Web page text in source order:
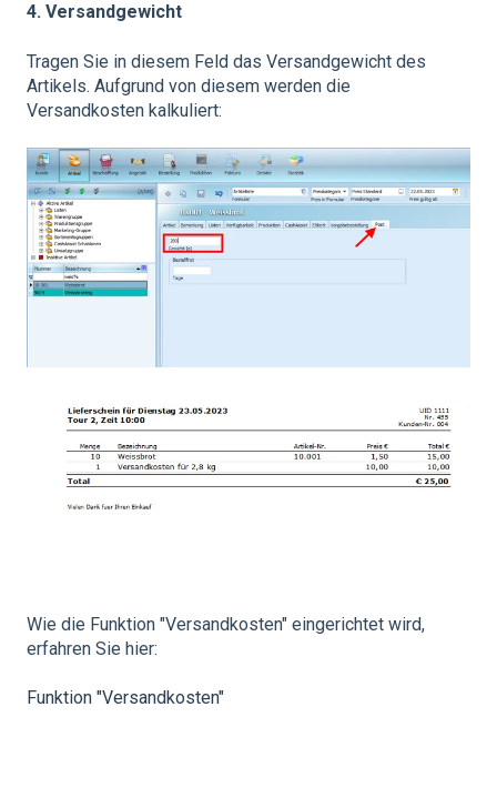
4. Versandgewicht
Tragen Sie in diesem Feld das Versandgewicht des
Artikels. Aufgrund von diesem werden die
Versandkosten kalkuliert:
Wie die Funktion "Versandkosten" eingerichtet wird,
erfahren Sie hier:
Funktion "Versandkosten"